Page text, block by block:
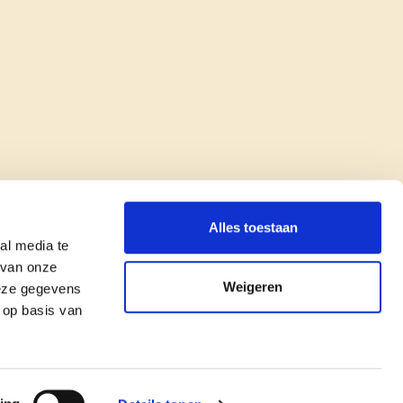
media te
onze
gegevens
basis van
Alles toestaan
Weigeren